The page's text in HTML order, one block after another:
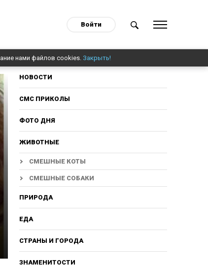
Войти
нами файлов cookies. Закрыть!
НОВОСТИ
СМС ПРИКОЛЫ
ФОТО ДНЯ
ЖИВОТНЫЕ
СМЕШНЫЕ КОТЫ
СМЕШНЫЕ СОБАКИ
ПРИРОДА
ЕДА
СТРАНЫ И ГОРОДА
ЗНАМЕНИТОСТИ